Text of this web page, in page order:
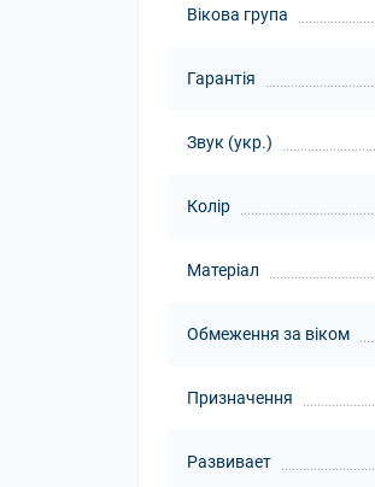
Вікова група
Гарантія
Звук (укр.)
Колір
Матеріал
Обмеження за віком
Призначення
Развивает